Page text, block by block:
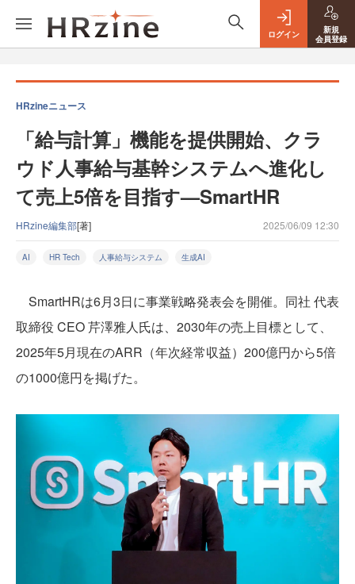
ログイン
新規
会員登録
HRzineニュース
「給与計算」機能を提供開始、クラ
ウド人事給与基幹システムへ進化し
て売上5倍を目指す—SmartHR
HRzine編集部[著] 2025/06/09 12:30
AI HR Tech 人事給与システム 生成AI
SmartHRは6月3日に事業戦略発表会を開催。同社 代表
取締役 CEO 芹澤雅人氏は、2030年の売上目標として、
2025年5月現在のARR（年次経常収益）200億円から5倍
の1000億円を掲げた。